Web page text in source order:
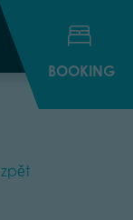
BOOKING
BOOKING
zpět